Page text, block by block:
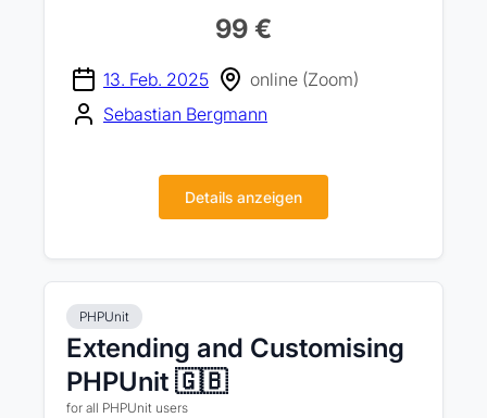
99 €
13. Feb. 2025
online (Zoom)
Sebastian Bergmann
Details anzeigen
PHPUnit
Extending and Customising
PHPUnit 🇬🇧
for all PHPUnit users